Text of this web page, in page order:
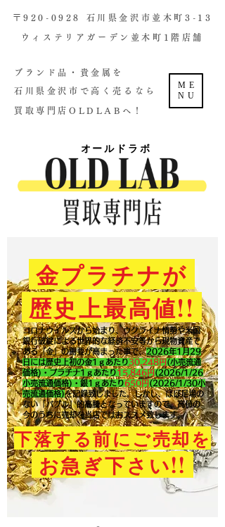
ME
NU
金プラチナが
歴史上最高値!!
コロナウイルスから始まり、ウクライナ情勢や米国
銀行破綻による世界的な経済不安等から現物資産で
ある「金」の需要が高まった事で、2026年1月29
日には歴史上初の金1ｇあたり30,248円 (小売流通
価格)・プラチナ1ｇあたり15,846円 (2026/1/26
小売流通価格)・銀1ｇあたり650円 (2026/1/30小
売流通価格)を記録致しました。​しかし、ほぼ足場の
ない「バブル」的高騰となっていますので、高値の
今のうちに売却を当店ではおススメ致します。
下落する前にご売却を
お急ぎ下さい!!
​〒920-0928 石川県金沢市並木町3-13
ウィステリアガーデン並木町1階店舗​
ブランド品・貴金属を
石川県金沢市で高く売るなら
買取専門店OLDLABへ！
オールドラボ